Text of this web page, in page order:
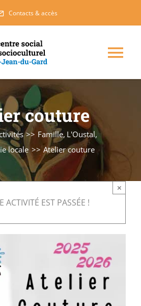
Contacts & accès
couture
Famille L'Oustal
locale
Atelier couture
ACTIVITÉ EST PASSÉE !
×